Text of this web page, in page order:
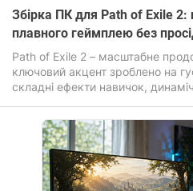
Збірка ПК для Path of Exile 2:
плавного геймплею без
Path of Exile 2 – масштабне
ключовий акцент зроблено на
складні ефекти навичок,